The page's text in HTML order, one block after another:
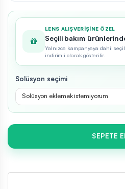
LENS ALIŞVERIŞINE ÖZEL
Seçili bakım
Yalnızca kampanyaya dahil
indirimli olarak gösterilir.
Solüsyon seçimi
Solüsyon eklemek istemiyorum
SEPETE